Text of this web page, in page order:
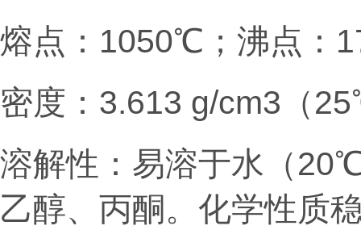
熔点：1050℃；沸点：
密度：3.613 g/cm3（
溶解性：易溶于水（
乙醇、丙酮。 化学性质